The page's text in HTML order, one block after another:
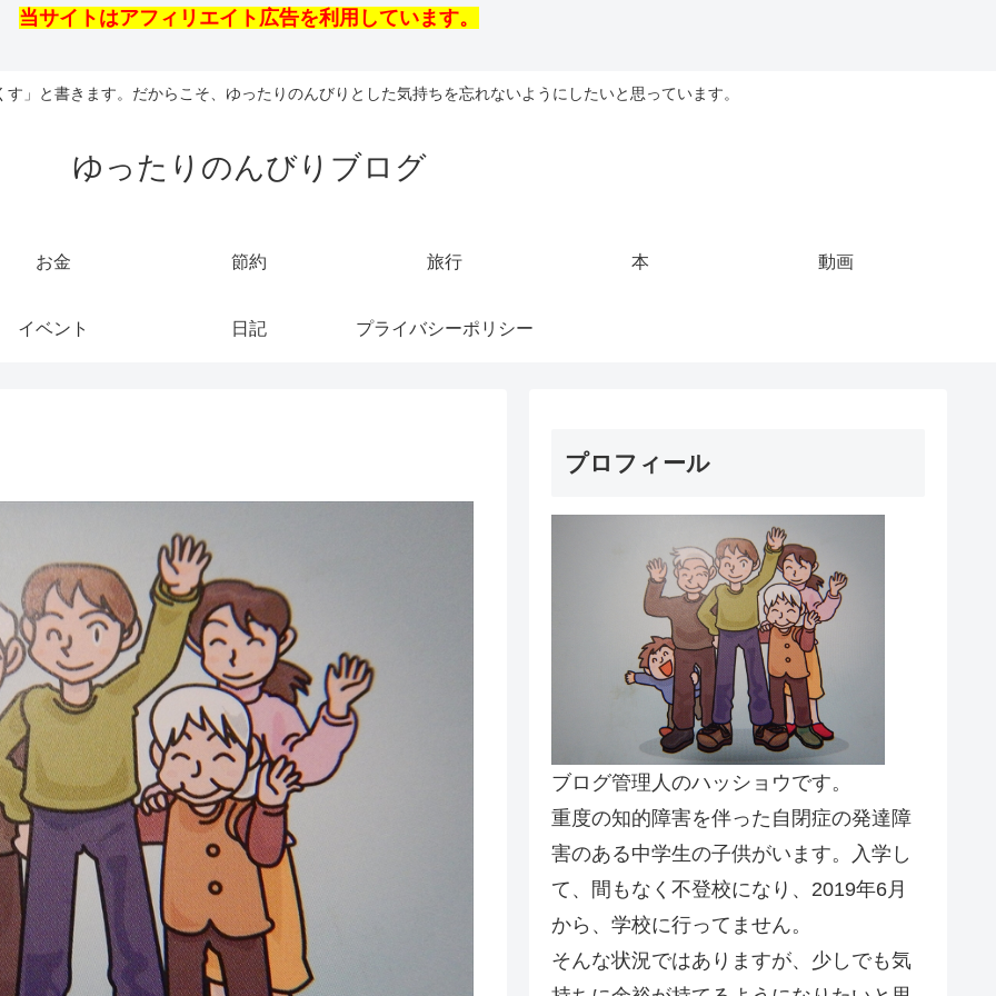
当サイトはアフィリエイト広告を利用しています。
」と書きます。だからこそ、ゆったりのんびりとした気持ちを忘れないようにしたいと思っています。
ゆったりのんびりブログ
お金 節約 旅行 本 動画
イベント 日記 プライバシーポリシー
プロフィール
ブログ管理人のハッショウです。
重度の知的障害を伴った自閉症の発達障
害のある中学生の子供がいます。入学し
て、間もなく不登校になり、2019年6月
から、学校に行ってません。
そんな状況ではありますが、少しでも気